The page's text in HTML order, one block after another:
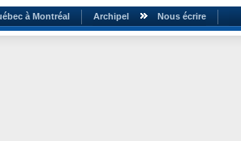
à Montréal Archipel Nous écrire